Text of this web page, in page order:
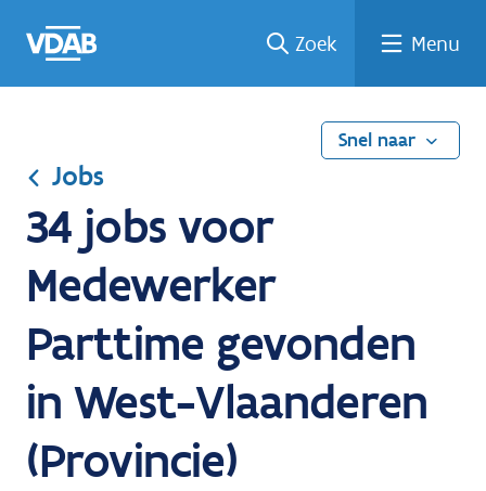
naar
een
een
job
naar
Zoek Menu
Snel naar
Jobs
34 jobs voor
Medewerker
Parttime gevonden
in West-Vlaanderen
(Provincie)